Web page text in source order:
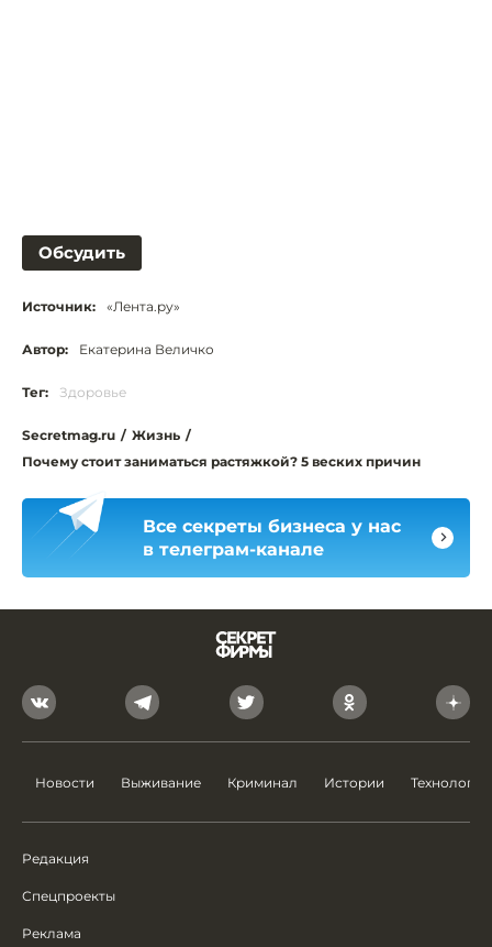
Обсудить
Источник: «Лента.ру»
Автор: Екатерина Величко
Тег: Здоровье
Secretmag.ru / Жизнь /
Почему стоит заниматься растяжкой? 5 веских причин
Все секреты бизнеса у нас
в телеграм-канале
Новости Выживание Криминал Истории Технологии
Редакция
Спецпроекты
Реклама